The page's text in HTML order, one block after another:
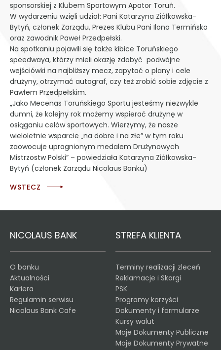
sponsorskiej z Klubem Sportowym Apator Toruń.
W wydarzeniu wzięli udział: Pani Katarzyna Ziółkowska-
Bytyń, członek Zarządu, Prezes Klubu Pani Ilona Termińska
oraz zawodnik Paweł Przedpełski.
Na spotkaniu pojawili się także kibice Toruńskiego
speedwaya, którzy mieli okazję zdobyć podwójne
wejściówki na najbliższy mecz, zapytać o plany i cele
drużyny, otrzymać autograf, czy też zrobić sobie zdjęcie z
Pawłem Przedpełskim.
„Jako Mecenas Toruńskiego Sportu jesteśmy niezwykle
dumni, że kolejny rok możemy wspierać drużynę w
osiąganiu celów sportowych. Wierzymy, że nasze
wieloletnie wsparcie „na dobre i na złe” w tym roku
zaowocuje upragnionym medalem Drużynowych
Mistrzostw Polski” – powiedziała Katarzyna Ziółkowska-
Bytyń (członek Zarządu Nicolaus Banku)
WSTECZ
NICOLAUS BANK
O banku
Aktualności
Kariera
Regulamin serwisu
Nicolaus Bank Cafe
STREFA KLIENTA
Terminy realizacji zleceń
Reklamacje i Skargi
PSK
Programy korzyści
Dokumenty i formularze
Kursy walut
Moje Dokumenty Publiczne
Moje Dokumenty Prywatne